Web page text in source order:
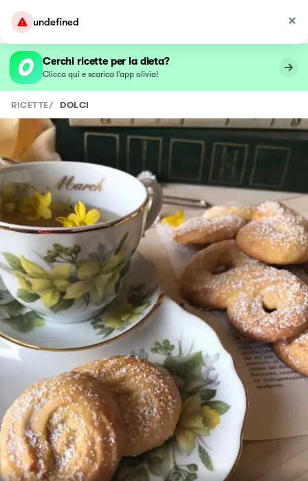
undefined
Cerchi ricette per la dieta?
Clicca qui e scarica l’app olivia!
RICETTE/ DOLCI